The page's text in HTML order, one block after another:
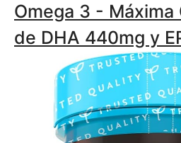
Omega 3 -
de DHA 440mg y